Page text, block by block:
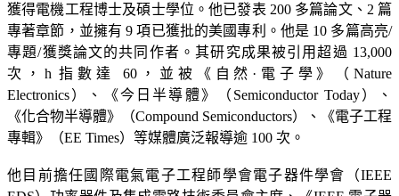
獲得電機工程博士及碩士學位。他已發表 200 多篇論文、2 篇
專著章節，並擁有 9 項已獲批的美國專利。他是 10 多篇高亮/
專題/獲獎論文的共同作者。其研究成果被引用超過 13,000
次，h 指數達 60，並被《自然·電子學》（Nature
Electronics）、《今日半導體》（Semiconductor Today）、
《化合物半導體》（Compound Semiconductors）、《電子工程
專輯》（EE Times）等媒體廣泛報導逾 100 次。
他目前擔任國際電氣電子工程師學會電子器件學會（IEEE